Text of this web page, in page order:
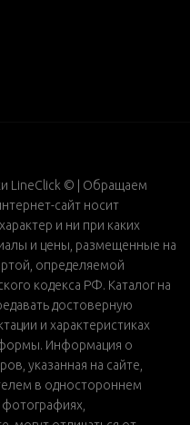
LineClick © | Обращаем
сайт носит
и ни при каких
и цены, размещенные на
определяемой
кодекса РФ. Каталог на
достоверную
и характеристиках
формы. Информация о
указанная на сайте,
в одностороннем